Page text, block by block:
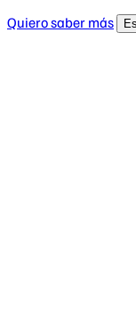
Quiero saber más